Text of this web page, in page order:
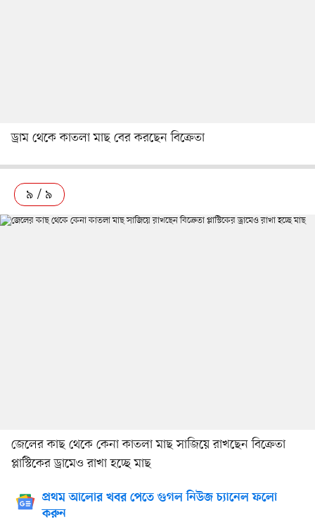
ড্রাম থেকে কাতলা মাছ বের করছেন বিক্রেতা
৯ / ৯
জেলের কাছ থেকে কেনা কাতলা মাছ সাজিয়ে রাখছেন বিক্রেতা
প্লাস্টিকের ড্রামেও রাখা হচ্ছে মাছ
প্রথম আলোর খবর পেতে গুগল নিউজ চ্যানেল ফলো
করুন